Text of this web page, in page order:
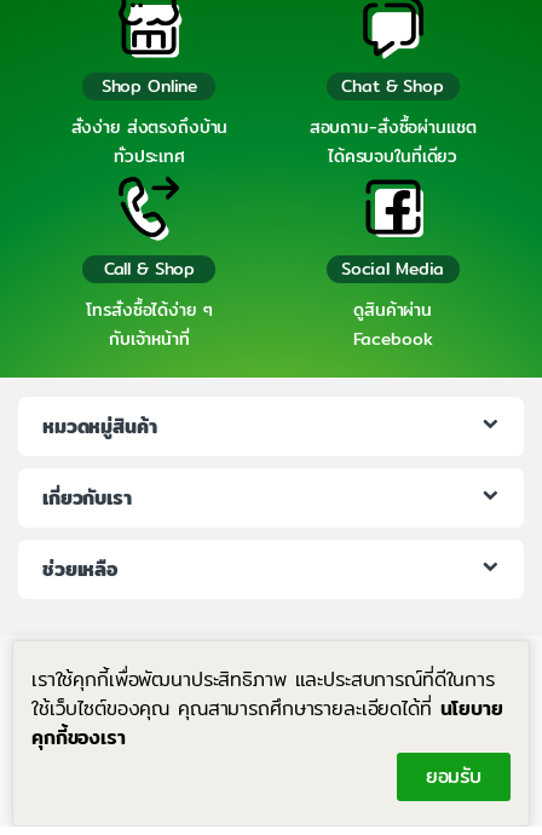
Shop Online
สั่งง่าย ส่งตรงถึงบ้าน
ทั่วประเทศ
Chat & Shop
สอบถาม-สั่งซื้อผ่านแชต
ได้ครบจบในที่เดียว
Call & Shop
โทรสั่งซื้อได้ง่าย ๆ
กับเจ้าหน้าที่
Social Media
ดูสินค้าผ่าน
Facebook
หมวดหมู่สินค้า
เกี่ยวกับเรา
ช่วยเหลือ
เราใช้คุกกี้เพื่อพัฒนาประสิทธิภาพ และประสบการณ์ที่ดีในการ
ใช้เว็บไซต์ของคุณ คุณสามารถศึกษารายละเอียดได้ที่ นโยบาย
คุกกี้ของเรา
ยอมรับ